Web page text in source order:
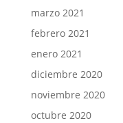
marzo 2021
febrero 2021
enero 2021
diciembre 2020
noviembre 2020
octubre 2020